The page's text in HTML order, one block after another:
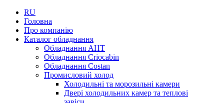
RU
Головна
Про компанію
Каталог обладнання
Обладнання AHT
Обладнання Criocabin
Обладнання Costan
Промисловий холод
Холодильні та морозильні камери
Двері холодильних камер та теплові